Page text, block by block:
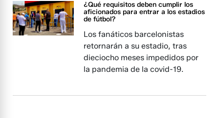
¿Qué requisitos deben cumplir los
aficionados para entrar a los estadios
de fútbol?
Los fanáticos barcelonistas
retornarán a su estadio, tras
dieciocho meses impedidos por
la pandemia de la covid-19.